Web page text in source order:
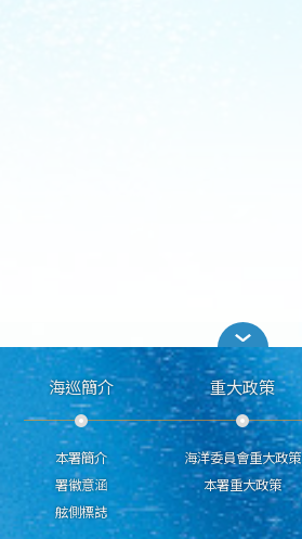
海巡簡介
本署簡介
署徽意涵
舷側標誌
重大政策
海洋委員會重大政策
本署重大政策